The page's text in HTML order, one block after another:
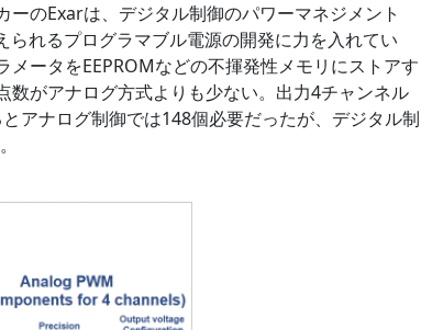
のExarは、デジタル制御のパワーマネジメント
れるプログラマブル電源の開発に力を入れてい
ータをEEPROMなどの不揮発性メモリにストアす
数がアナログ方式よりも少ない。出力4チャンネル
アナログ制御では148個必要だったが、デジタル制